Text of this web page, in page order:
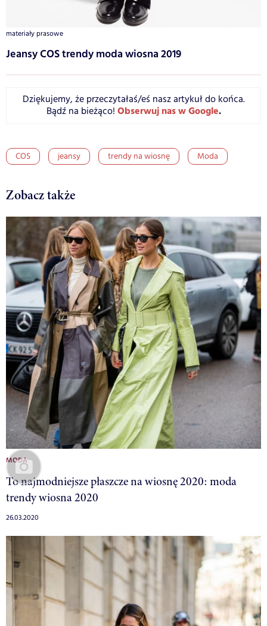
materiały prasowe
Jeansy COS trendy moda wiosna 2019
Dziękujemy, że przeczytałaś/eś nasz artykuł do końca.
Bądź na bieżąco! Obserwuj nas w Google.
COS jeansy trendy na wiosnę Moda
Zobacz także
MODA
To najmodniejsze płaszcze na wiosnę 2020: moda
trendy wiosna 2020
26.03.2020